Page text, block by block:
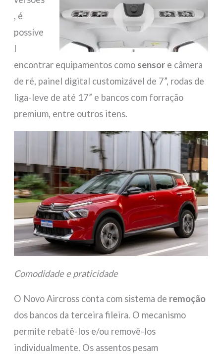
, é
possíve
l
encontrar equipamentos como sensor e câmera
de ré, painel digital customizável de 7”, rodas de
liga-leve de até 17” e bancos com forração
premium, entre outros itens.
Comodidade e praticidade
O Novo Aircross conta com sistema de remoção
dos bancos da terceira fileira. O mecanismo
permite rebatê-los e/ou removê-los
individualmente. Os assentos pesam